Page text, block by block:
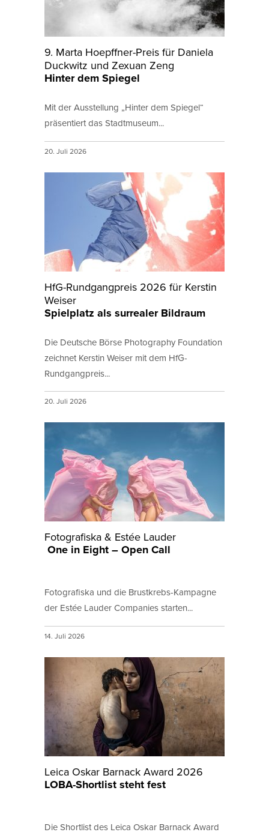
9. Marta Hoepffner-Preis für Daniela
Duckwitz und Zexuan Zeng
Hinter dem Spiegel
Mit der Ausstellung „Hinter dem Spiegel“
präsentiert das Stadtmuseum...
20. Juli 2026
HfG-Rundgangpreis 2026 für Kerstin
Weiser
Spielplatz als surrealer Bildraum
Die Deutsche Börse Photography Foundation
zeichnet Kerstin Weiser mit dem HfG-
Rundgangpreis...
20. Juli 2026
Fotografiska & Estée Lauder
One in Eight – Open Call
Fotografiska und die Brustkrebs-Kampagne
der Estée Lauder Companies starten...
14. Juli 2026
Leica Oskar Barnack Award 2026
LOBA-Shortlist steht fest
Die Shortlist des Leica Oskar Barnack Award